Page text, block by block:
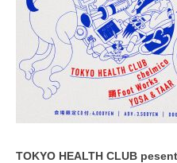
TOKYO HEALTH CLUB